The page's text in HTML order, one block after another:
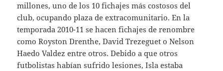
millones, uno de los 10 fichajes más costosos del
club, ocupando plaza de extracomunitario. En la
temporada 2010-11 se hacen fichajes de renombre
como Royston Drenthe, David Trezeguet o Nelson
Haedo Valdez entre otros. Debido a que otros
futbolistas habían sufrido lesiones, Isla estaba